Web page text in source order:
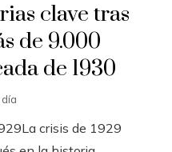
clave tras
de 9.000
de 1930
crisis de 1929